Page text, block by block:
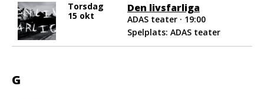
Torsdag
15 okt
Den livsfarliga
ADAS teater · 19:00
Spelplats: ADAS teater
G